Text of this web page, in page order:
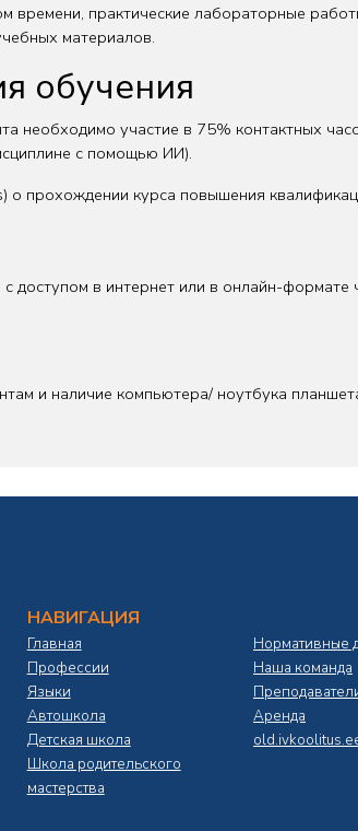
времени, практические лабораторные
материалов.
обучения
необходимо участие в 75% контактных
с помощью ИИ).
о прохождении курса повышения
доступом в интернет или в онлайн-
и наличие компьютера/ ноутбука
НАВИГАЦИЯ
Главная
Профессии
Языки
Автошкола
Детская школа
Школа родительского
мастерства
Нормативные
Наша команда
Аренда